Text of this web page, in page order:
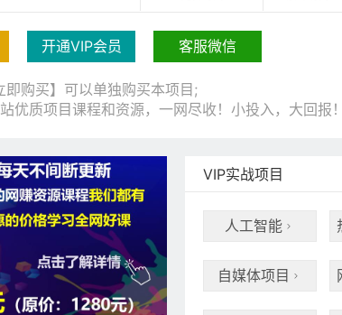
开通VIP会员 客服微信
购买】可以单独购买本项目;
优质项目课程和资源，一网尽收！小投入，大回报！
VIP实战项目
人工智能 
自媒体项目 